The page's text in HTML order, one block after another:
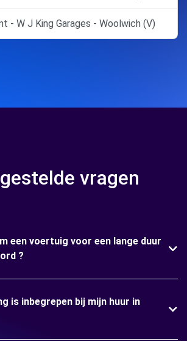
- W J King Garages - Woolwich (V)
vragen
een voertuig voor een lange duur
?
is inbegrepen bij mijn huur in